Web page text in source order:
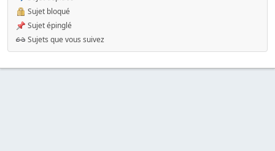
Sujet bloqué
Sujet épinglé
Sujets que vous suivez